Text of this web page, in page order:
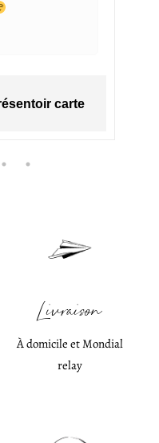
carte
Livraison
À domicile et Mondial
relay